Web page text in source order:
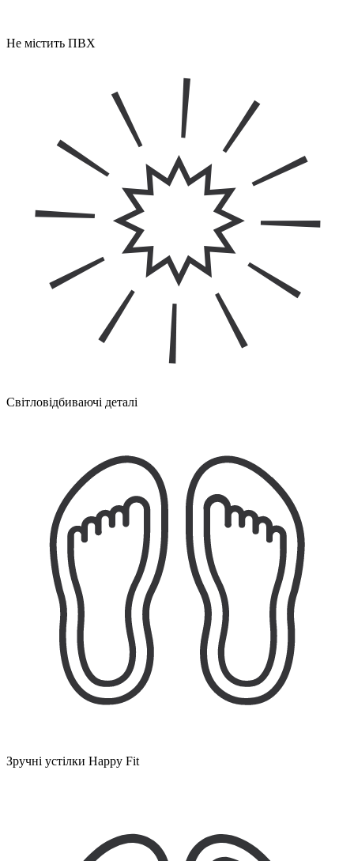
Не містить ПВХ
Світловідбиваючі деталі
Зручні устілки Happy Fit